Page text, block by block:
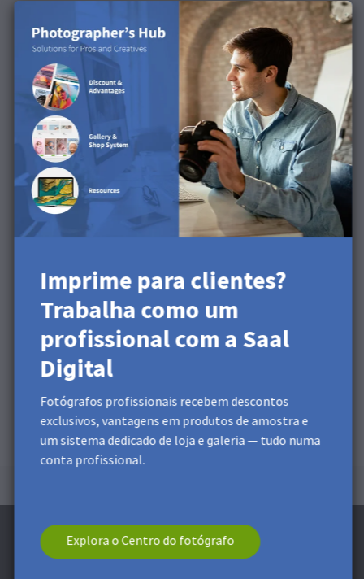
Disponível nos seguintes
produtos
Esta superfície está disponível para FineArt Prints e
FineArt Posters.
Descobre a superfície no
nosso vídeo de produto
Imprime para clientes?
Trabalha como um
profissional com a Saal
Digital
Fotógrafos profissionais recebem descontos
exclusivos, vantagens em produtos de amostra e
um sistema dedicado de loja e galeria — tudo numa
conta profissional.
Explora o Centro do fotógrafo